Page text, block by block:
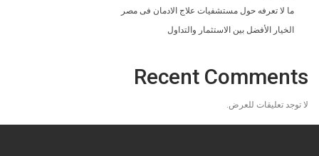
ما لا تعرفه حول مستشفيات علاج الادمان فى مصر
الخيار الأفضل بين الاستثمار والتداول
Recent Comments
لا توجد تعليقات للعرض.